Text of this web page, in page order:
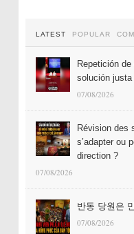
LATEST POPULAR
Repetición
solución justa
07/08/2026
Révision des
s’adapter ou
direction ?
07/08/2026
반동 당원은
07/08/2026